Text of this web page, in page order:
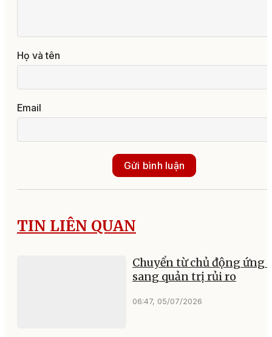
Họ và tên
Email
Gửi bình luận
TIN LIÊN QUAN
Chuyển từ chủ động ứng
sang quản trị rủi ro
06:47, 05/07/2026